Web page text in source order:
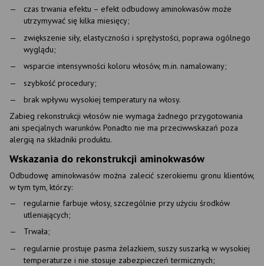
czas trwania efektu – efekt odbudowy aminokwasów może
utrzymywać się kilka miesięcy;
zwiększenie siły, elastyczności i sprężystości, poprawa ogólnego
wyglądu;
wsparcie intensywności koloru włosów, m.in. namalowany;
szybkość procedury;
brak wpływu wysokiej temperatury na włosy.
Zabieg rekonstrukcji włosów nie wymaga żadnego przygotowania
ani specjalnych warunków. Ponadto nie ma przeciwwskazań poza
alergią na składniki produktu.
Wskazania do rekonstrukcji aminokwasów
Odbudowę aminokwasów można zalecić szerokiemu gronu klientów,
w tym tym, którzy:
regularnie farbuje włosy, szczególnie przy użyciu środków
utleniających;
Trwała;
regularnie prostuje pasma żelazkiem, suszy suszarką w wysokiej
temperaturze i nie stosuje zabezpieczeń termicznych;